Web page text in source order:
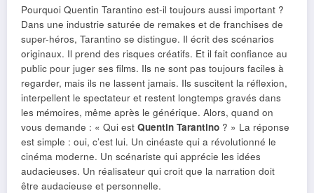
Pourquoi Quentin Tarantino est-il toujours aussi important ?
Dans une industrie saturée de remakes et de franchises de
super-héros, Tarantino se distingue. Il écrit des scénarios
originaux. Il prend des risques créatifs. Et il fait confiance au
public pour juger ses films. Ils ne sont pas toujours faciles à
regarder, mais ils ne lassent jamais. Ils suscitent la réflexion,
interpellent le spectateur et restent longtemps gravés dans
les mémoires, même après le générique. Alors, quand on
vous demande : « Qui est Quentin Tarantino ? » La réponse
est simple : oui, c’est lui. Un cinéaste qui a révolutionné le
cinéma moderne. Un scénariste qui apprécie les idées
audacieuses. Un réalisateur qui croit que la narration doit
être audacieuse et personnelle.